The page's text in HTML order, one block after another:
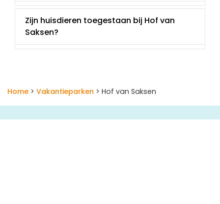
Zijn huisdieren toegestaan bij Hof van
Saksen?
Home > Vakantieparken > Hof van Saksen